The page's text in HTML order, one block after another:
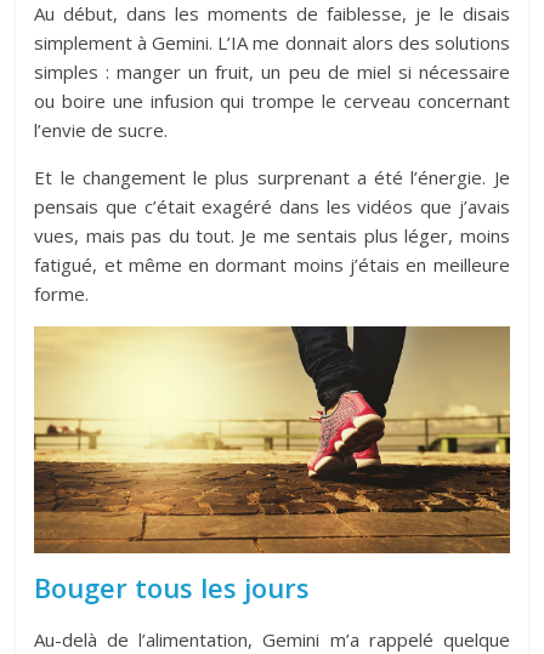
Au début, dans les moments de faiblesse, je le disais
simplement à Gemini. L’IA me donnait alors des solutions
simples : manger un fruit, un peu de miel si nécessaire
ou boire une infusion qui trompe le cerveau concernant
l’envie de sucre.
Et le changement le plus surprenant a été l’énergie. Je
pensais que c’était exagéré dans les vidéos que j’avais
vues, mais pas du tout. Je me sentais plus léger, moins
fatigué, et même en dormant moins j’étais en meilleure
forme.
Bouger tous les jours
Au-delà de l’alimentation, Gemini m’a rappelé quelque